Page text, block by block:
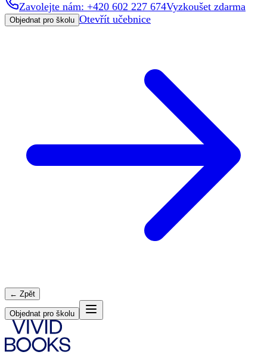
Zavolejte nám: +420 602 227 674Vyzkoušet zdarma
Objednat pro školu Otevřít učebnice
← Zpět
Objednat pro školu